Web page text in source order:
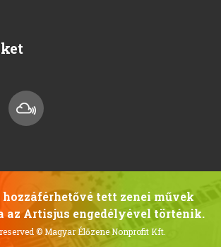
tett zenei művek
az Artisjus engedélyével történik.
© Magyar Élőzene Nonprofit Kft.